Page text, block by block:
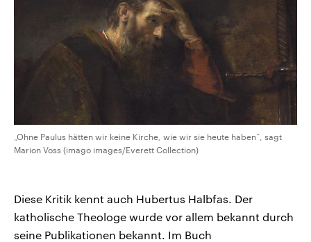
„Ohne Paulus hätten wir keine Kirche, wie wir sie heute haben“, sagt
Marion Voss (imago images/Everett Collection)
Diese Kritik kennt auch Hubertus Halbfas. Der
katholische Theologe wurde vor allem bekannt durch
seine Publikationen bekannt. Im Buch